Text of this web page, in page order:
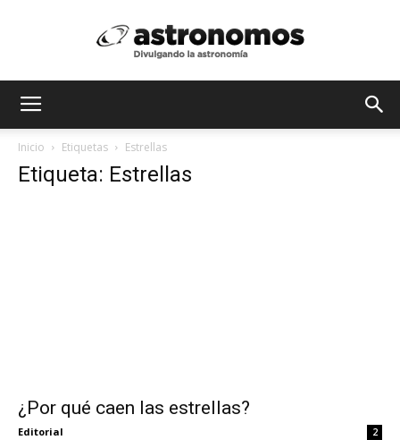
Inicio Etiquetas Estrellas
Etiqueta: Estrellas
¿Por qué caen las estrellas?
Editorial 2